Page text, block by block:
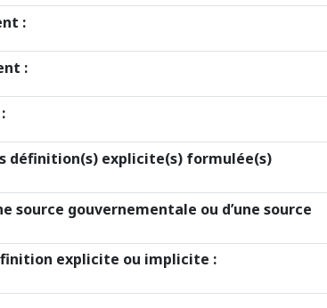
:
:
définition(s) explicite(s) formulée(s)
gouvernementale ou d’une source
explicite ou implicite :